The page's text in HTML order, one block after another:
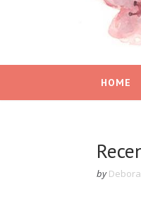
HOME
by